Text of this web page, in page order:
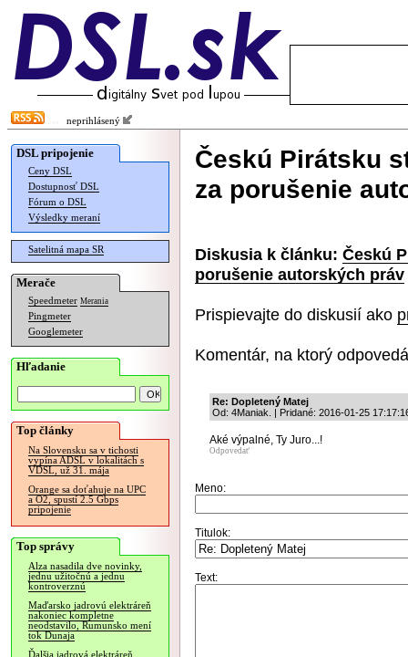
neprihlásený
DSL pripojenie
Ceny DSL
Dostupnosť DSL
Fórum o DSL
Výsledky meraní
Satelitná mapa SR
Merače
Speedmeter Merania
Pingmeter
Googlemeter
Hľadanie
Top články
Na Slovensku sa v tichosti
vypína ADSL v lokalitách s
VDSL, už 31. mája
Orange sa doťahuje na UPC
a O2, spustí 2.5 Gbps
pripojenie
Top správy
Alza nasadila dve novinky,
jednu užitočnú a jednu
kontroverznú
Maďarsko jadrovú elektráreň
nakoniec kompletne
neodstavilo, Rumunsko mení
tok Dunaja
Ďalšia jadrová elektráreň
Českú Pirátsku
za porušenie
Diskusia k článku: Českú
porušenie autorských práv
Prispievajte do diskusií ako
Komentár, na ktorý
Re: Dopletený Matej
Od: 4Maniak. | Pridané: 2016-01-25
Aké výpalné, Ty Juro...!
Odpovedať
Meno:
Titulok:
Text: